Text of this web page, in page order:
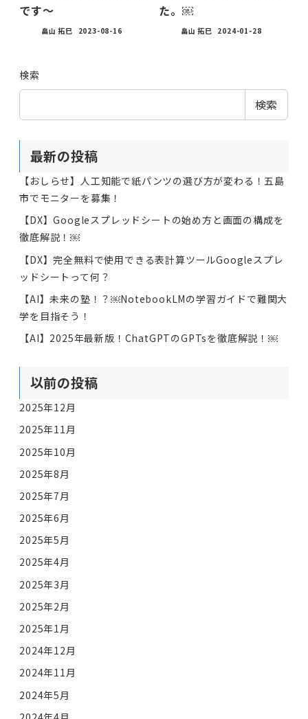
です〜
畠山 拓巳 2023-08-16
た。￼
畠山 拓巳 2024-01-28
検索
検索
最新の投稿
【おしらせ】人工知能で紙パンツの選び方が変わる！五島
市でモニターを募集！
【DX】Googleスプレッドシートの始め方と画面の構成を
徹底解説！￼
【DX】完全無料で使用できる表計算ツールGoogleスプレ
ッドシートって何？
【AI】未来の塾！？￼NotebookLMの学習ガイドで難関大
学を目指そう！
【AI】2025年最新版！ChatGPTのGPTsを徹底解説！￼
以前の投稿
2025年12月
2025年11月
2025年10月
2025年8月
2025年7月
2025年6月
2025年5月
2025年4月
2025年3月
2025年2月
2025年1月
2024年12月
2024年11月
2024年5月